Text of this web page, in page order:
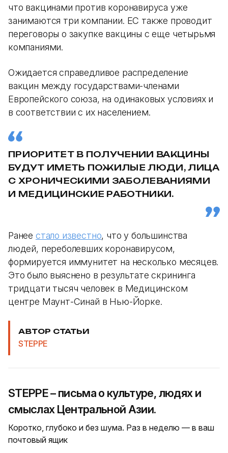
что вакцинами против коронавируса уже
занимаются три компании. ЕС также проводит
переговоры о закупке вакцины с еще четырьмя
компаниями.
Ожидается справедливое распределение
вакцин между государствами-членами
Европейского союза, на одинаковых условиях и
в соответствии с их населением.
ПРИОРИТЕТ В ПОЛУЧЕНИИ ВАКЦИНЫ
БУДУТ ИМЕТЬ ПОЖИЛЫЕ ЛЮДИ, ЛИЦА
С ХРОНИЧЕСКИМИ ЗАБОЛЕВАНИЯМИ
И МЕДИЦИНСКИЕ РАБОТНИКИ.
Ранее стало известно, что у большинства
людей, переболевших коронавирусом,
формируется иммунитет на несколько месяцев.
Это было выяснено в результате скрининга
тридцати тысяч человек в Медицинском
центре Маунт-Синай в Нью-Йорке.
АВТОР СТАТЬИ
STEPPE
STEPPE – письма о культуре, людях и
смыслах Центральной Азии.
Коротко, глубоко и без шума. Раз в неделю — в ваш
почтовый ящик